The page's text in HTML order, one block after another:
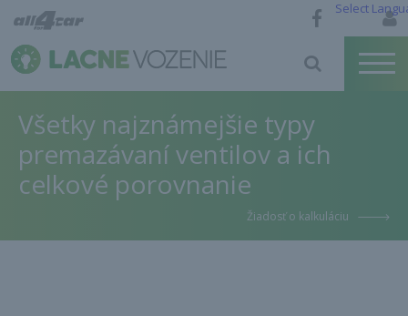
Select
Všetky najznámejšie typy
premazávaní ventilov a ich
celkové porovnanie
Žiadosť o kalkuláciu